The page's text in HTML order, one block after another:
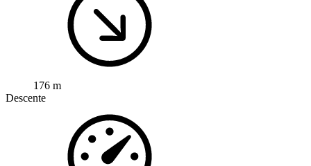
176 m
Descente